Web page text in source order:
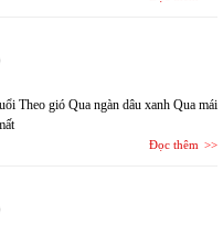
Theo gió Qua ngàn dâu xanh Qua mái
Đọc thêm